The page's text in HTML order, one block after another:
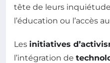
tête de leurs
l’éducation ou l’accès
Les initiatives
l’intégration de